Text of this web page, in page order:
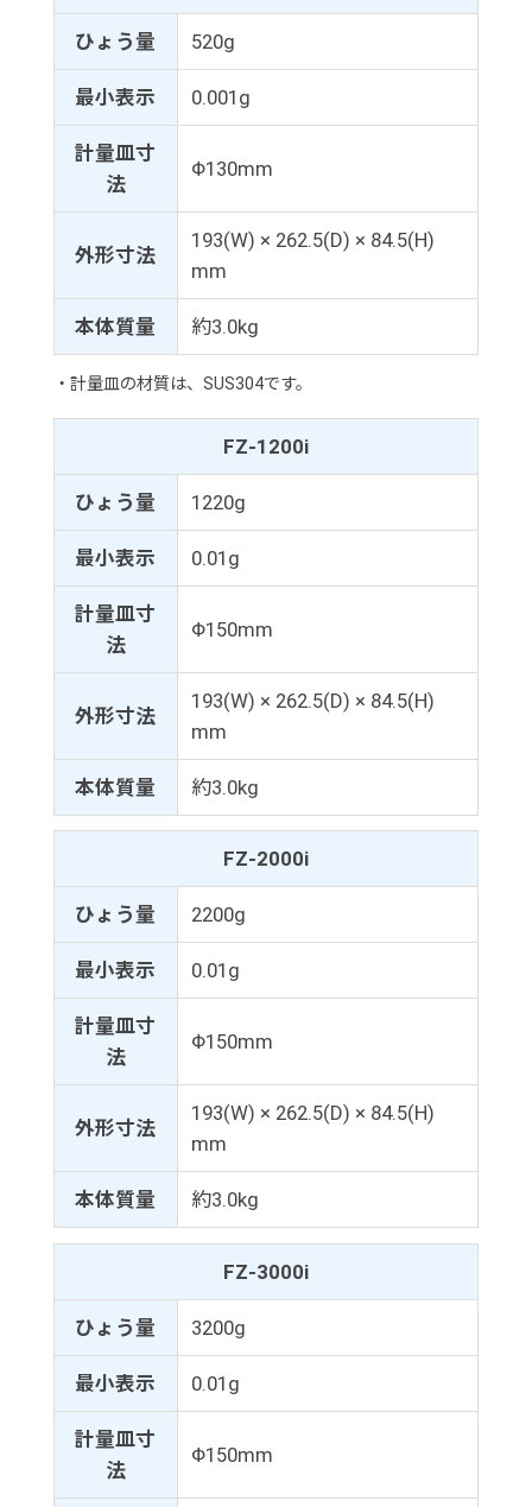
ひょう量 520g
最小表示 0.001g
計量皿寸
法
Φ130mm
外形寸法
193(W) × 262.5(D) × 84.5(H)
mm
本体質量 約3.0kg
・計量皿の材質は、SUS304です。
FZ-1200i
ひょう量 1220g
最小表示 0.01g
計量皿寸
法
Φ150mm
外形寸法
193(W) × 262.5(D) × 84.5(H)
mm
本体質量 約3.0kg
FZ-2000i
ひょう量 2200g
最小表示 0.01g
計量皿寸
法
Φ150mm
外形寸法
193(W) × 262.5(D) × 84.5(H)
mm
本体質量 約3.0kg
FZ-3000i
ひょう量 3200g
最小表示 0.01g
計量皿寸
法
Φ150mm